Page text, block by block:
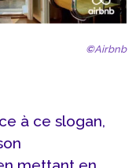
©Airbnb
à ce slogan,